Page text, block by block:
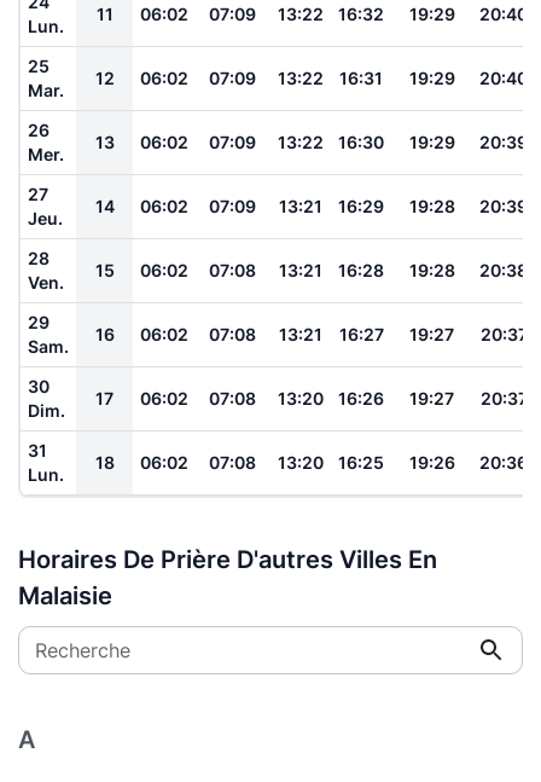
Lun.
11 06:02 07:09 13:22 16:32 19:29 20:40
25
Mar.
12 06:02 07:09 13:22 16:31 19:29 20:40
26
Mer.
13 06:02 07:09 13:22 16:30 19:29 20:39
27
Jeu.
14 06:02 07:09 13:21 16:29 19:28 20:39
28
Ven.
15 06:02 07:08 13:21 16:28 19:28 20:38
29
Sam.
16 06:02 07:08 13:21 16:27 19:27 20:37
30
Dim.
17 06:02 07:08 13:20 16:26 19:27 20:37
31
Lun.
18 06:02 07:08 13:20 16:25 19:26 20:36
Horaires De Prière D'autres Villes En
Malaisie
Recherche
A